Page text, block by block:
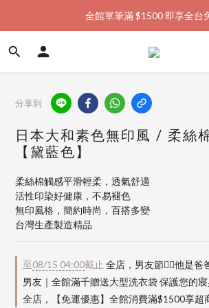
加入會員購物金  馬上領  馬
全館單筆滿 $1500 即享全台
加入會員購物金  馬上領  馬上
分享到
日本大和素色無印風 / 柔絲
【黛藍色】
柔絲棉觸感平滑輕柔，透氣舒適
活性印染好健康，不易褪色
無印風格，簡約時尚，百搭多變
台灣生產製造精品
至08/15 04:00截止 全店，男友節👱‍♂️他是爸
男友｜全館滿千贈送大型洗衣袋 保護您的
全店，【免運優惠】全館消費滿$1500享超